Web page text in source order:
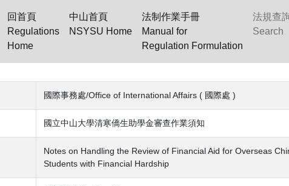
回首頁
Regulations
Home
中山首頁
NSYSU Home
法制作業手冊
Manual for
Regulation Formulation
法規查
Search
國際事務處/Office of International Affairs ( 國際處 )
國立中山大學清寒僑生助學金審查作業須知
Notes on Handling the Review of Financial Aid for Overseas
Students with Financial Hardship